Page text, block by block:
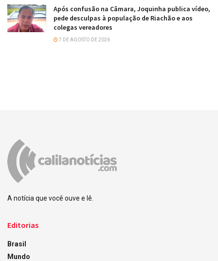
Após confusão na Câmara, Joquinha publica vídeo,
pede desculpas à população de Riachão e aos
colegas vereadores
7 DE AGOSTO DE 2026
A notícia que você ouve e lê.
Editorias
Brasil
Mundo